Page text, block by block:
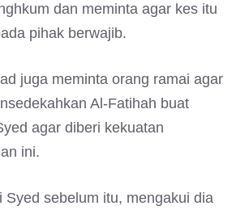
dan meminta agar kes itu
pihak berwajib.
juga meminta orang ramai agar
Al-Fatihah buat
agar diberi kekuatan
ini.
Syed sebelum itu, mengakui dia